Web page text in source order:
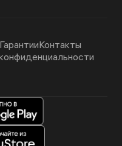
ГарантииКонтакты